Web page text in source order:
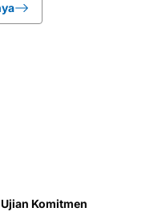
Komitmen